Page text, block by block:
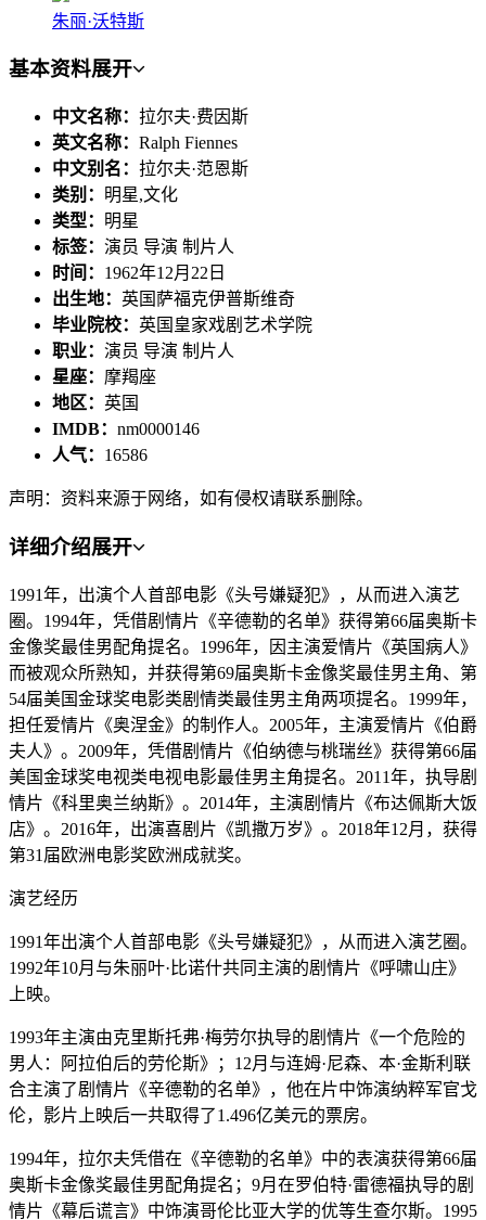
朱丽·沃特斯
基本资料展开
中文名称： 拉尔夫·费因斯
英文名称： Ralph Fiennes
中文别名： 拉尔夫·范恩斯
类别： 明星,文化
类型： 明星
标签： 演员 导演 制片人
时间： 1962年12月22日
出生地： 英国萨福克伊普斯维奇
毕业院校： 英国皇家戏剧艺术学院
职业： 演员 导演 制片人
星座： 摩羯座
地区： 英国
IMDB： nm0000146
人气： 16586
声明：资料来源于网络，如有侵权请联系删除。
详细介绍展开
1991年，出演个人首部电影《头号嫌疑犯》，从而进入演艺
圈。1994年，凭借剧情片《辛德勒的名单》获得第66届奥斯卡
金像奖最佳男配角提名。1996年，因主演爱情片《英国病人》
而被观众所熟知，并获得第69届奥斯卡金像奖最佳男主角、第
54届美国金球奖电影类剧情类最佳男主角两项提名。1999年，
担任爱情片《奥涅金》的制作人。2005年，主演爱情片《伯爵
夫人》。2009年，凭借剧情片《伯纳德与桃瑞丝》获得第66届
美国金球奖电视类电视电影最佳男主角提名。2011年，执导剧
情片《科里奥兰纳斯》。2014年，主演剧情片《布达佩斯大饭
店》。2016年，出演喜剧片《凯撒万岁》。2018年12月，获得
第31届欧洲电影奖欧洲成就奖。
演艺经历
1991年出演个人首部电影《头号嫌疑犯》，从而进入演艺圈。
1992年10月与朱丽叶·比诺什共同主演的剧情片《呼啸山庄》
上映。
1993年主演由克里斯托弗·梅劳尔执导的剧情片《一个危险的
男人：阿拉伯后的劳伦斯》；12月与连姆·尼森、本·金斯利联
合主演了剧情片《辛德勒的名单》，他在片中饰演纳粹军官戈
伦，影片上映后一共取得了1.496亿美元的票房。
1994年，拉尔夫凭借在《辛德勒的名单》中的表演获得第66届
奥斯卡金像奖最佳男配角提名；9月在罗伯特·雷德福执导的剧
情片《幕后谎言》中饰演哥伦比亚大学的优等生查尔斯。1995